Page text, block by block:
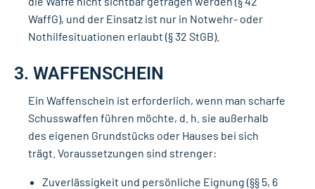
WaffG), und der Einsatz ist nur in Notwehr- oder
Nothilfesituationen erlaubt (§ 32 StGB).
3. WAFFENSCHEIN
Ein Waffenschein ist erforderlich, wenn man scharfe
Schusswaffen führen möchte, d. h. sie außerhalb
des eigenen Grundstücks oder Hauses bei sich
trägt. Voraussetzungen sind strenger:
Zuverlässigkeit und persönliche Eignung (§§ 5, 6